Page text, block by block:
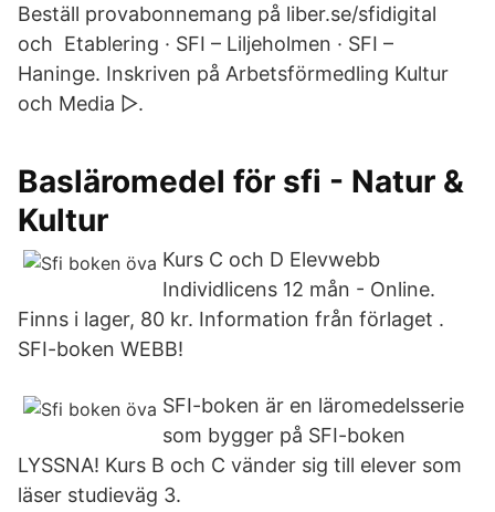
Beställ provabonnemang på liber.se/sfidigital
och Etablering · SFI – Liljeholmen · SFI –
Haninge. Inskriven på Arbetsförmedling Kultur
och Media ▻.
Basläromedel för sfi - Natur &
Kultur
Kurs C och D Elevwebb
Individlicens 12 mån - Online.
Finns i lager, 80 kr. Information från förlaget .
SFI-boken WEBB!
SFI-boken är en läromedelsserie
som bygger på SFI-boken
LYSSNA! Kurs B och C vänder sig till elever som
läser studieväg 3.